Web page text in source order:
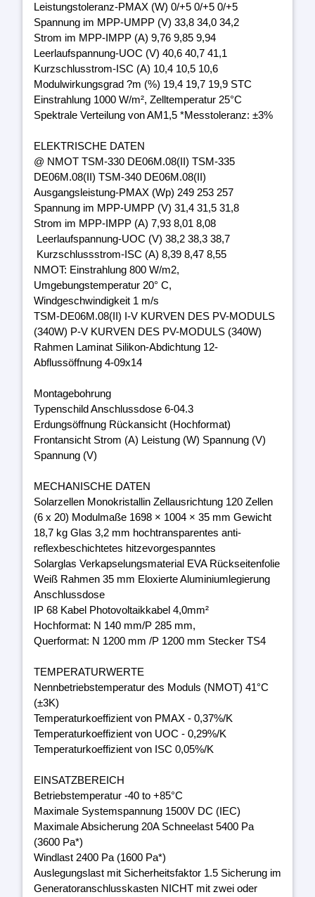
Leistungstoleranz-PMAX (W) 0/+5 0/+5 0/+5
Spannung im MPP-UMPP (V) 33,8 34,0 34,2
Strom im MPP-IMPP (A) 9,76 9,85 9,94
Leerlaufspannung-UOC (V) 40,6 40,7 41,1
Kurzschlusstrom-ISC (A) 10,4 10,5 10,6
Modulwirkungsgrad ?m (%) 19,4 19,7 19,9 STC
Einstrahlung 1000 W/m², Zelltemperatur 25°C
Spektrale Verteilung von AM1,5 *Messtoleranz: ±3%
ELEKTRISCHE DATEN
@ NMOT TSM-330 DE06M.08(II) TSM-335
DE06M.08(II) TSM-340 DE06M.08(II)
Ausgangsleistung-PMAX (Wp) 249 253 257
Spannung im MPP-UMPP (V) 31,4 31,5 31,8
Strom im MPP-IMPP (A) 7,93 8,01 8,08
Leerlaufspannung-UOC (V) 38,2 38,3 38,7
Kurzschlussstrom-ISC (A) 8,39 8,47 8,55
NMOT: Einstrahlung 800 W/m2,
Umgebungstemperatur 20° C,
Windgeschwindigkeit 1 m/s
TSM-DE06M.08(II) I-V KURVEN DES PV-MODULS
(340W) P-V KURVEN DES PV-MODULS (340W)
Rahmen Laminat Silikon-Abdichtung 12-
Abflussöffnung 4-09x14
Montagebohrung
Typenschild Anschlussdose 6-04.3
Erdungsöffnung Rückansicht (Hochformat)
Frontansicht Strom (A) Leistung (W) Spannung (V)
Spannung (V)
MECHANISCHE DATEN
Solarzellen Monokristallin Zellausrichtung 120 Zellen
(6 x 20) Modulmaße 1698 × 1004 × 35 mm Gewicht
18,7 kg Glas 3,2 mm hochtransparentes anti-
reflexbeschichtetes hitzevorgespanntes
Solarglas Verkapselungsmaterial EVA Rückseitenfolie
Weiß Rahmen 35 mm Eloxierte Aluminiumlegierung
Anschlussdose
IP 68 Kabel Photovoltaikkabel 4,0mm²
Hochformat: N 140 mm/P 285 mm,
Querformat: N 1200 mm /P 1200 mm Stecker TS4
TEMPERATURWERTE
Nennbetriebstemperatur des Moduls (NMOT) 41°C
(±3K)
Temperaturkoeffizient von PMAX - 0,37%/K
Temperaturkoeffizient von UOC - 0,29%/K
Temperaturkoeffizient von ISC 0,05%/K
EINSATZBEREICH
Betriebstemperatur -40 to +85°C
Maximale Systemspannung 1500V DC (IEC)
Maximale Absicherung 20A Schneelast 5400 Pa
(3600 Pa*)
Windlast 2400 Pa (1600 Pa*)
Auslegungslast mit Sicherheitsfaktor 1.5 Sicherung im
Generatoranschlusskasten NICHT mit zwei oder